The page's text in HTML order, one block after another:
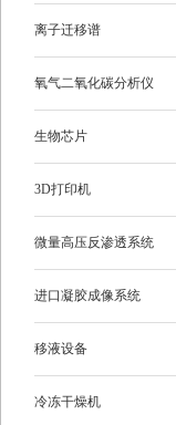
离子迁移谱
氧气二氧化碳分析仪
生物芯片
3D打印机
微量高压反渗透系统
进口凝胶成像系统
移液设备
冷冻干燥机